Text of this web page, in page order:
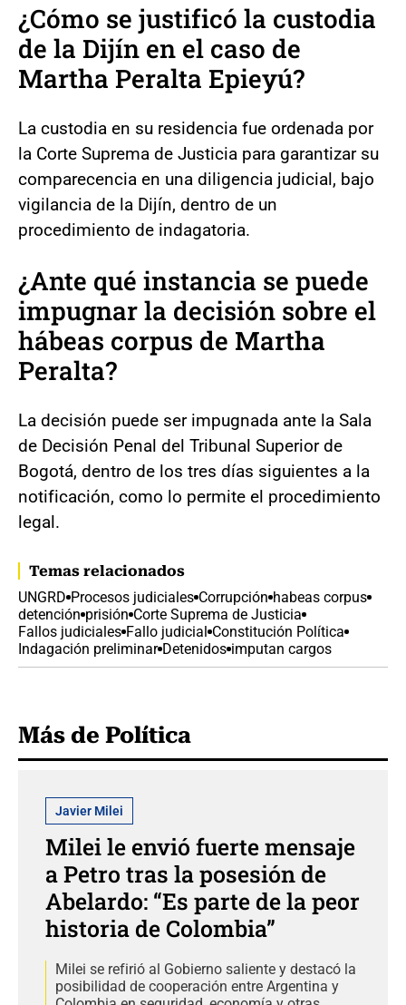
¿Cómo se justificó la custodia
de la Dijín en el caso de
Martha Peralta Epieyú?
La custodia en su residencia fue ordenada por
la Corte Suprema de Justicia para garantizar su
comparecencia en una diligencia judicial, bajo
vigilancia de la Dijín, dentro de un
procedimiento de indagatoria.
¿Ante qué instancia se puede
impugnar la decisión sobre el
hábeas corpus de Martha
Peralta?
La decisión puede ser impugnada ante la Sala
de Decisión Penal del Tribunal Superior de
Bogotá, dentro de los tres días siguientes a la
notificación, como lo permite el procedimiento
legal.
Temas relacionados
UNGRD Procesos judiciales Corrupción habeas corpus
detención prisión Corte Suprema de Justicia
Fallos judiciales Fallo judicial Constitución Política
Indagación preliminar Detenidos imputan cargos
Más de Política
Javier Milei
Milei le envió fuerte mensaje
a Petro tras la posesión de
Abelardo: “Es parte de la peor
historia de Colombia”
Milei se refirió al Gobierno saliente y destacó la
posibilidad de cooperación entre Argentina y